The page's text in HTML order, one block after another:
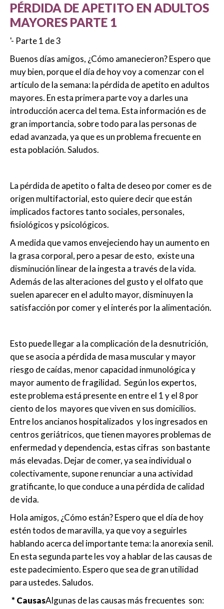
PÉRDIDA DE APETITO EN ADULTOS
MAYORES PARTE 1
'- Parte 1 de 3
Buenos días amigos, ¿Cómo amanecieron? Espero que
muy bien, porque el día de hoy voy a comenzar con el
artículo de la semana: la pérdida de apetito en adultos
mayores. En esta primera parte voy a darles una
introducción acerca del tema. Esta información es de
gran importancia, sobre todo para las personas de
edad avanzada, ya que es un problema frecuente en
esta población. Saludos.
La pérdida de apetito o falta de deseo por comer es de
origen multifactorial, esto quiere decir que están
implicados factores tanto sociales, personales,
fisiológicos y psicológicos.
A medida que vamos envejeciendo hay un aumento en
la grasa corporal, pero a pesar de esto, existe una
disminución linear de la ingesta a través de la vida.
Además de las alteraciones del gusto y el olfato que
suelen aparecer en el adulto mayor, disminuyen la
satisfacción por comer y el interés por la alimentación.
Esto puede llegar a la complicación de la desnutrición,
que se asocia a pérdida de masa muscular y mayor
riesgo de caídas, menor capacidad inmunológica y
mayor aumento de fragilidad. Según los expertos,
este problema está presente en entre el 1 y el 8 por
ciento de los mayores que viven en sus domicilios.
Entre los ancianos hospitalizados y los ingresados en
centros geriátricos, que tienen mayores problemas de
enfermedad y dependencia, estas cifras son bastante
más elevadas. Dejar de comer, ya sea individual o
colectivamente, supone renunciar a una actividad
gratificante, lo que conduce a una pérdida de calidad
de vida.
Hola amigos, ¿Cómo están? Espero que el día de hoy
estén todos de maravilla, ya que voy a seguirles
hablando acerca del importante tema: la anorexia senil.
En esta segunda parte les voy a hablar de las causas de
este padecimiento. Espero que sea de gran utilidad
para ustedes. Saludos.
* CausasAlgunas de las causas más frecuentes son: